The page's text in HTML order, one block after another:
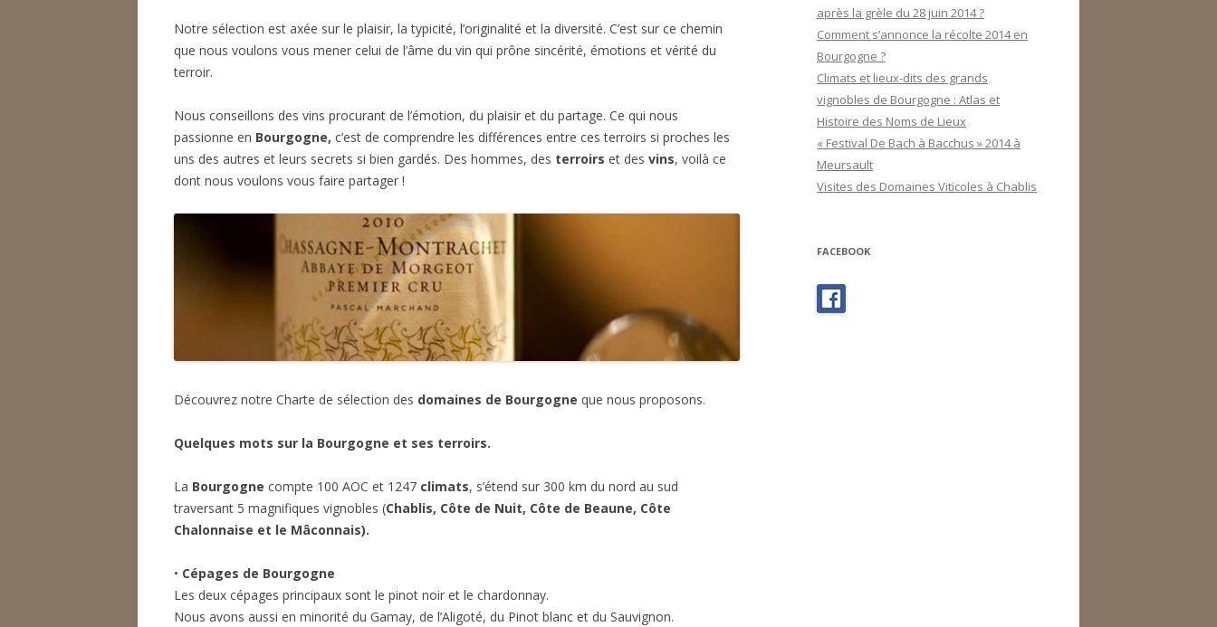
Notre sélection est axée sur le plaisir, la typicité, l’originalité et la diversité. C’est sur ce chemin
que nous voulons vous mener celui de l’âme du vin qui prône sincérité, émotions et vérité du
terroir.
Nous conseillons des vins procurant de l’émotion, du plaisir et du partage. Ce qui nous
passionne en Bourgogne, c’est de comprendre les différences entre ces terroirs si proches les
uns des autres et leurs secrets si bien gardés. Des hommes, des terroirs et des vins, voilà ce
dont nous voulons vous faire partager !
Découvrez notre Charte de sélection des domaines de Bourgogne que nous proposons.
Quelques mots sur la Bourgogne et ses terroirs.
La Bourgogne compte 100 AOC et 1247 climats, s’étend sur 300 km du nord au sud
traversant 5 magnifiques vignobles (Chablis, Côte de Nuit, Côte de Beaune, Côte
Chalonnaise et le Mâconnais).
• Cépages de Bourgogne
Les deux cépages principaux sont le pinot noir et le chardonnay.
Nous avons aussi en minorité du Gamay, de l’Aligoté, du Pinot blanc et du Sauvignon.
après la grèle du 28 juin 2014 ?
Comment s’annonce la récolte 2014 en
Bourgogne ?
Climats et lieux-dits des grands
vignobles de Bourgogne : Atlas et
Histoire des Noms de Lieux
« Festival De Bach à Bacchus » 2014 à
Meursault
Visites des Domaines Viticoles à Chablis
FACEBOOK